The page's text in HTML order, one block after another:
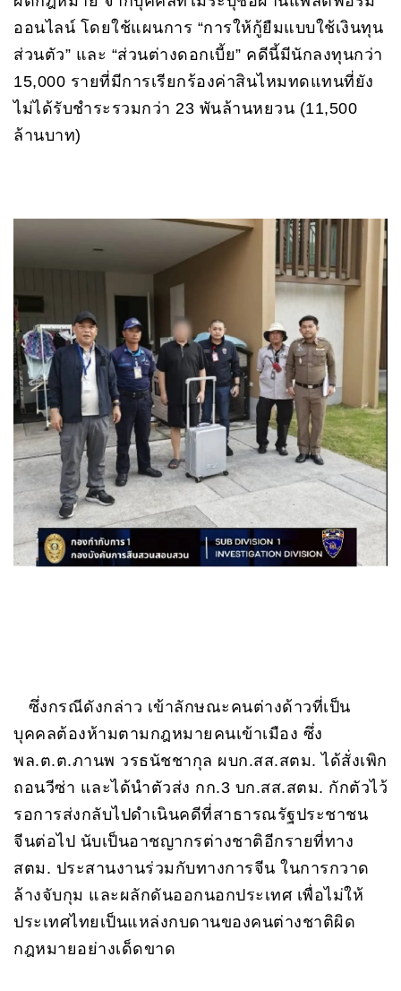
ออนไลน์ โดยใช้แผนการ “การให้กู้ยืมแบบใช้เงินทุน
ส่วนตัว” และ “ส่วนต่างดอกเบี้ย” คดีนี้มีนักลงทุนกว่า
15,000 รายที่มีการเรียกร้องค่าสินไหมทดแทนที่ยัง
ไม่ได้รับชำระรวมกว่า 23 พันล้านหยวน (11,500
ล้านบาท)
ซึ่งกรณีดังกล่าว เข้าลักษณะคนต่างด้าวที่เป็น
บุคคลต้องห้ามตามกฎหมายคนเข้าเมือง ซึ่ง
พล.ต.ต.ภานพ วรธนัชชากุล ผบก.สส.สตม. ได้สั่งเพิก
ถอนวีซ่า และได้นำตัวส่ง กก.3 บก.สส.สตม. กักตัวไว้
รอการส่งกลับไปดำเนินคดีที่สาธารณรัฐประชาชน
จีนต่อไป นับเป็นอาชญากรต่างชาติอีกรายที่ทาง
สตม. ประสานงานร่วมกับทางการจีน ในการกวาด
ล้างจับกุม และผลักดันออกนอกประเทศ เพื่อไม่ให้
ประเทศไทยเป็นแหล่งกบดานของคนต่างชาติผิด
กฎหมายอย่างเด็ดขาด